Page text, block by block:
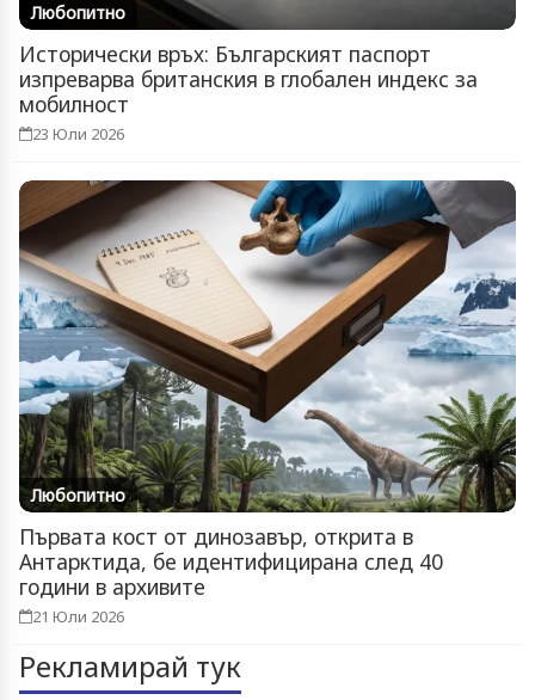
Любопитно
Исторически връх: Българският паспорт
изпреварва британския в глобален индекс за
мобилност
23 Юли 2026
Любопитно
Първата кост от динозавър, открита в
Антарктида, бе идентифицирана след 40
години в архивите
21 Юли 2026
Рекламирай тук